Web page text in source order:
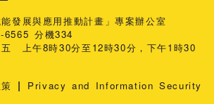
發展與應用推動計畫」專案辦公室
6565 分機334
五 上午8時30分至12時30分，下午1時30
|
Privacy and Information Security